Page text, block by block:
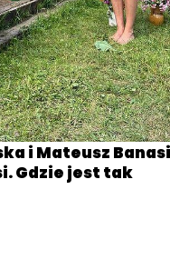
i Mateusz
Gdzie jest tak